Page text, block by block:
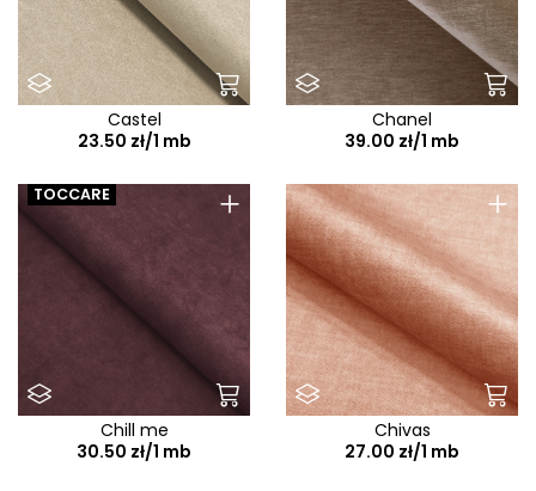
Castel
23.50 zł/1 mb
Chanel
39.00 zł/1 mb
+
TOCCARE
Chill me
30.50 zł/1 mb
+
Chivas
27.00 zł/1 mb